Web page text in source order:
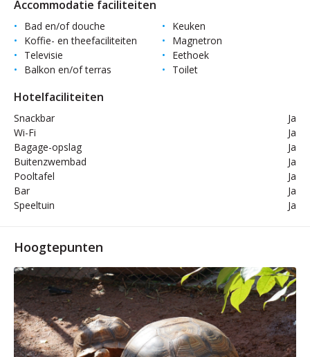
Accommodatie faciliteiten
Bad en/of douche
Keuken
Koffie- en theefaciliteiten
Magnetron
Televisie
Eethoek
Balkon en/of terras
Toilet
Hotelfaciliteiten
Snackbar
Ja
Wi-Fi
Ja
Bagage-opslag
Ja
Buitenzwembad
Ja
Pooltafel
Ja
Bar
Ja
Speeltuin
Ja
Hoogtepunten